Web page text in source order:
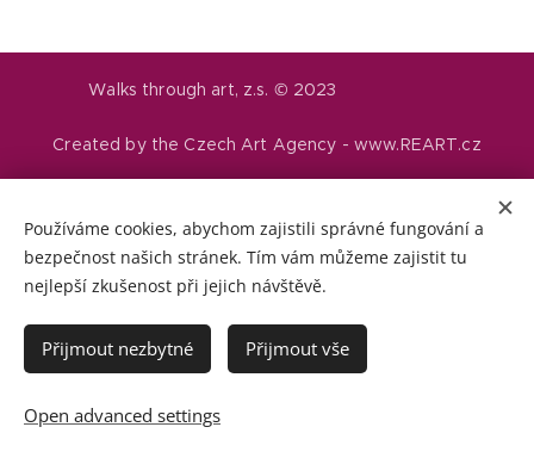
Walks through art, z.s. © 2023
Created by the Czech Art Agency - www.REART.cz
Languages
Čeština
English Deutsch Italiano
Používáme cookies, abychom zajistili správné fungování a
bezpečnost našich stránek. Tím vám můžeme zajistit tu
nejlepší zkušenost při jejich návštěvě.
Přijmout nezbytné Přijmout vše
Open advanced settings